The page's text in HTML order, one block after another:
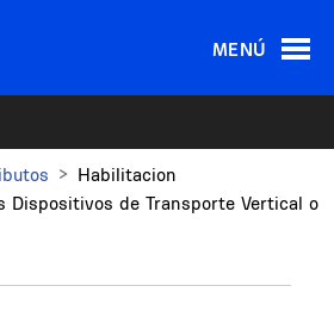
MENÚ
Habilitacion
Dispositivos de Transporte Vertical o